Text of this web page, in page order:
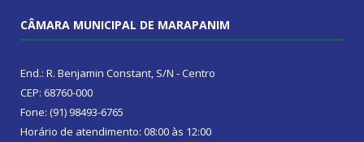
CÂMARA MUNICIPAL DE MARAPANIM
End.: R. Benjamin Constant, S/N - Centro
CEP: 68760-000
Fone: (91) 98493-6765
Horário de atendimento: 08:00 às 12:00